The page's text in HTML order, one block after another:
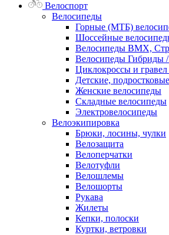
Велоспорт
Велосипеды
Горные (МТБ)
Шоссейные
Велосипеды BMX,
Велосипеды Гибриды /
Циклокроссы и гравел
Детские,
Женские велосипеды
Складные велосипеды
Электровелосипеды
Велоэкипировка
Брюки, лосины, чулки
Велозащита
Велоперчатки
Велотуфли
Велошлемы
Велошорты
Рукава
Жилеты
Кепки, полоски
Куртки, ветровки